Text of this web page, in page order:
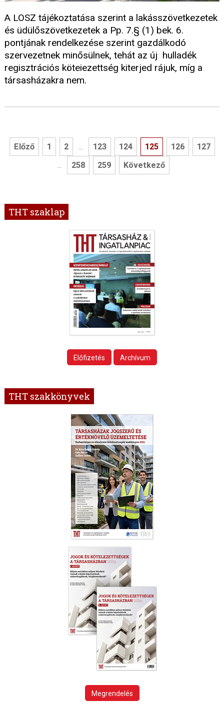
A LOSZ tájékoztatása szerint a lakásszövetkezetek
és üdülőszövetkezetek a Pp. 7.§ (1) bek. 6.
pontjának rendelkezése szerint gazdálkodó
szervezetnek minősülnek, tehát az új hulladék
regisztrációs köteiezettség kiterjed rájuk, míg a
társasházakra nem.
Előző 1 2 ... 123 124 125 126 127
... 258 259 Következő
THT szaklap
Előfizetés Archívum
THT szakkönyvek
Megrendelés